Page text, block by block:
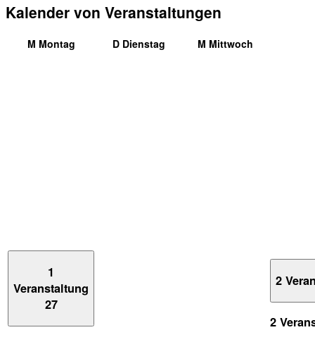
Kalender von Veranstaltungen
M Montag D Dienstag M Mittwoch
1
Veranstaltung
27
2
2